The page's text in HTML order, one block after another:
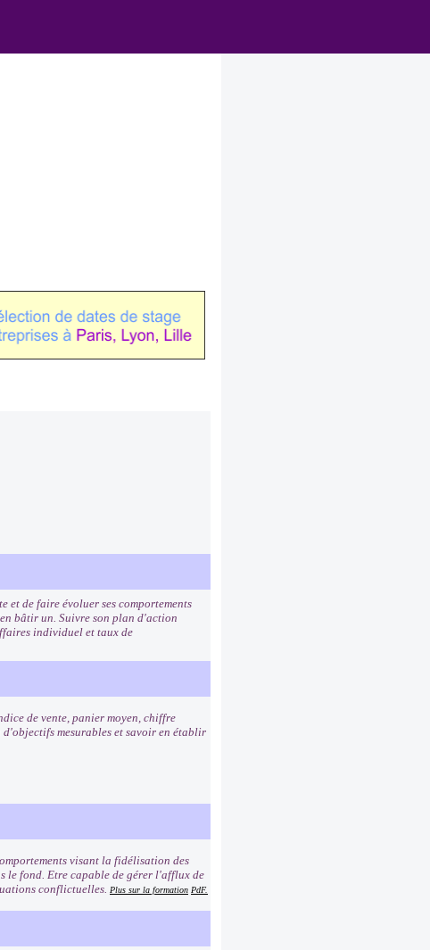
et de faire évoluer ses comportements
bâtir un. Suivre son plan d'action
individuel et taux de
de vente, panier moyen, chiffre
mesurables et savoir en établir
visant la fidélisation des
le fond. Etre capable de gérer l'afflux de
conflictuelles. Plus sur la formation PdF.